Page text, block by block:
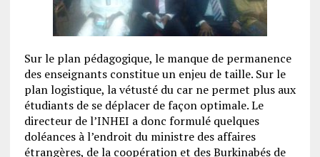
Sur le plan pédagogique, le manque de permanence
des enseignants constitue un enjeu de taille. Sur le
plan logistique, la vétusté du car ne permet plus aux
étudiants de se déplacer de façon optimale. Le
directeur de l’INHEI a donc formulé quelques
doléances à l’endroit du ministre des affaires
étrangères, de la coopération et des Burkinabés de